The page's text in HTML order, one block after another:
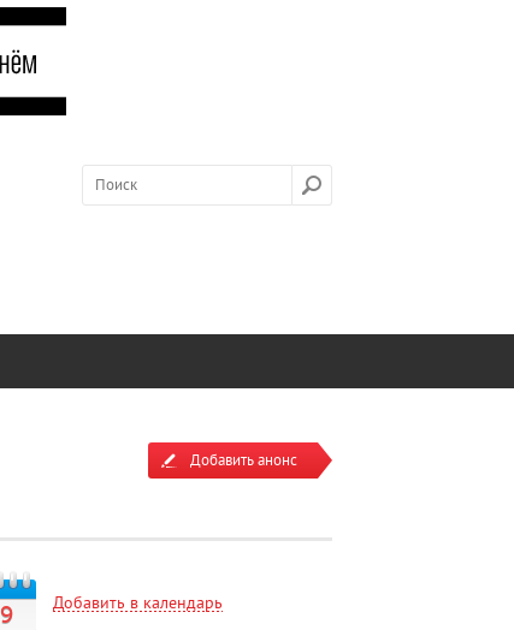
Добавить анонс
9 Добавить в календарь